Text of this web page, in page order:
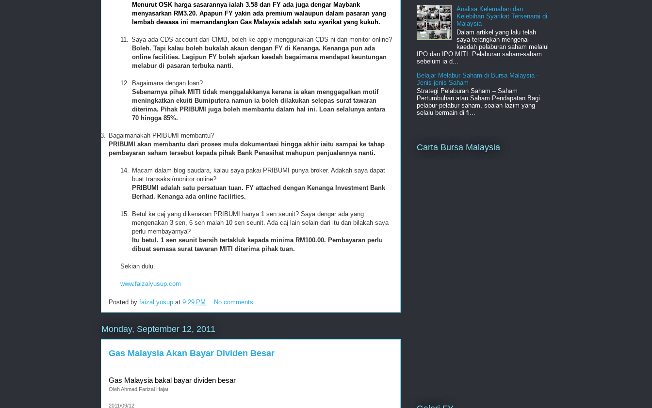
Menurut OSK harga sasarannya ialah 3.58 dan FY ada juga dengar Maybank
menyasarkan RM3.20. Apapun FY yakin ada premium walaupun dalam pasaran yang
lembab dewasa ini memandangkan Gas Malaysia adalah satu syarikat yang kukuh.
11.
Saya ada CDS account dari CIMB, boleh ke apply menggunakan CDS ni dan monitor online?
Boleh. Tapi kalau boleh bukalah akaun dengan FY di Kenanga. Kenanga pun ada
online facilities. Lagipun FY boleh ajarkan kaedah bagaimana mendapat keuntungan
melabur di pasaran terbuka nanti.
12.
Bagaimana dengan loan?
Sebenarnya pihak MITI tidak menggalakkanya kerana ia akan menggagalkan motif
meningkatkan ekuiti Bumiputera namun ia boleh dilakukan selepas surat tawaran
diterima. Pihak PRIBUMI juga boleh membantu dalam hal ini. Loan selalunya antara
70 hingga 85%.
13.
Bagaimanakah PRIBUMI membantu?
PRIBUMI akan membantu dari proses mula dokumentasi hingga akhir iaitu sampai ke tahap
pembayaran saham tersebut kepada pihak Bank Penasihat mahupun penjualannya nanti.
14.
Macam dalam blog saudara, kalau saya pakai PRIBUMI punya broker. Adakah saya dapat
buat transaksi/monitor online?
PRIBUMI adalah satu persatuan tuan. FY attached dengan Kenanga Investment Bank
Berhad. Kenanga ada online facilities.
15.
Betul ke caj yang dikenakan PRIBUMI hanya 1 sen seunit? Saya dengar ada yang
mengenakan 3 sen, 6 sen malah 10 sen seunit. Ada caj lain selain dari itu dan bilakah saya
perlu membayarnya?
Itu betul. 1 sen seunit bersih tertakluk kepada minima RM100.00. Pembayaran perlu
dibuat semasa surat tawaran MITI diterima pihak tuan.
Sekian dulu.
www.faizalyusup.com
Posted by faizal yusup at 9:29 PM No comments:
Monday, September 12, 2011
Gas Malaysia Akan Bayar Dividen Besar
Gas Malaysia bakal bayar dividen besar
Oleh Ahmad Farizal Hajat
2011/09/12
Analisa Kelemahan dan
Kelebihan Syarikat Tersenarai di
Malaysia
Dalam artikel yang lalu telah
saya terangkan mengenai
kaedah pelaburan saham melalui
IPO dan IPO MITI. Pelaburan saham-saham
sebelum ia d...
Belajar Melabur Saham di Bursa Malaysia -
Jenis-jenis Saham
Strategi Pelaburan Saham – Saham
Pertumbuhan atau Saham Pendapatan Bagi
pelabur-pelabur saham, soalan lazim yang
selalu bermain di fi...
Carta Bursa Malaysia